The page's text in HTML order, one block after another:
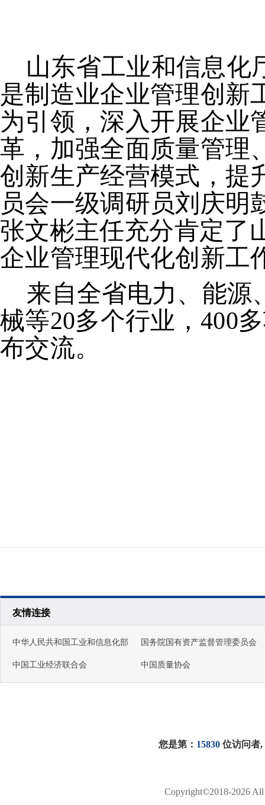
山东省工业和信息化
是制造业企业管理创新
为引领，深入开展企业
革，加强全面质量管理
创新生产经营模式，提
员会一级调研员刘庆明
张文彬主任充分肯定了
企业管理现代化创新工
来自全省电力、能源
械等20多个行业，400
布交流。
友情连接
中华人民共和国工业和信息化部 国务院国有资产监督管理委员会
中国工业经济联合会 中国质量协会
您是第： 15830 位访问
Copyright©2018-2026